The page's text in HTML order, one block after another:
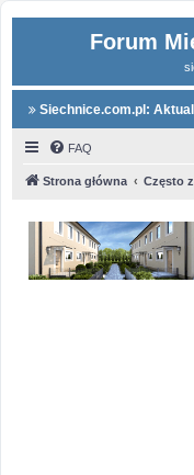
Forum
Siechnice.com.pl:
FAQ
Strona główna Często